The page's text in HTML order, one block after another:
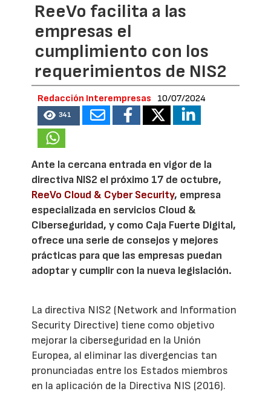
ReeVo facilita a las
empresas el
cumplimiento con los
requerimientos de NIS2
Redacción Interempresas 10/07/2024
341
Ante la cercana entrada en vigor de la
directiva NIS2 el próximo 17 de octubre,
ReeVo Cloud & Cyber Security, empresa
especializada en servicios Cloud &
Ciberseguridad, y como Caja Fuerte Digital,
ofrece una serie de consejos y mejores
prácticas para que las empresas puedan
adoptar y cumplir con la nueva legislación.
La directiva NIS2 (Network and Information
Security Directive) tiene como objetivo
mejorar la ciberseguridad en la Unión
Europea, al eliminar las divergencias tan
pronunciadas entre los Estados miembros
en la aplicación de la Directiva NIS (2016).